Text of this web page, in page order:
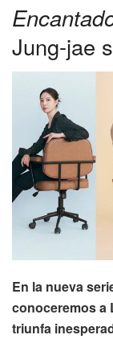
Jung-jae
En la nueva
conoceremos a
triunfa